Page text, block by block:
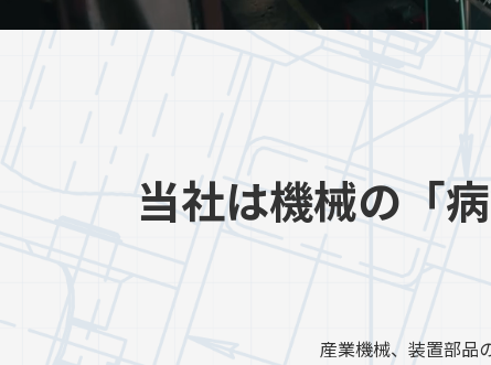
当社は機械の 「
産業機械、装置部品